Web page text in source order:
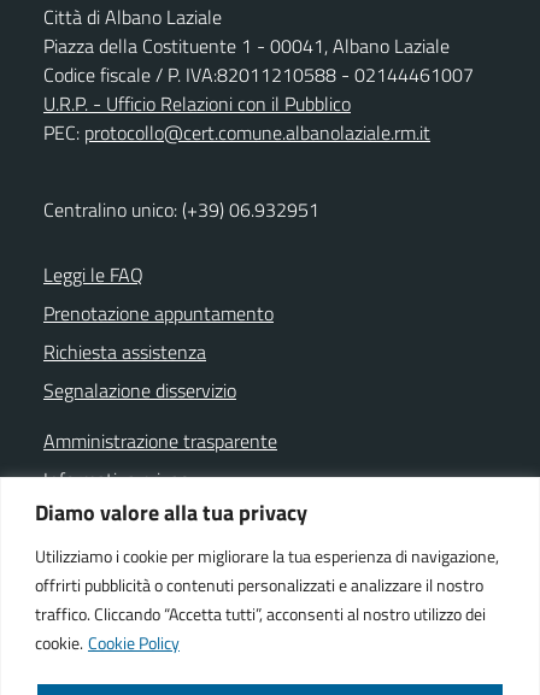
Diamo valore alla tua privacy
Utilizziamo i cookie per migliorare la tua esperienza di navigazione,
offrirti pubblicità o contenuti personalizzati e analizzare il nostro
traffico. Cliccando “Accetta tutti”, acconsenti al nostro utilizzo dei
cookie. Cookie Policy
Città di Albano Laziale
Piazza della Costituente 1 - 00041, Albano Laziale
Codice fiscale / P. IVA:82011210588 - 02144461007
U.R.P. - Ufficio Relazioni con il Pubblico
PEC: protocollo@cert.comune.albanolaziale.rm.it
Centralino unico: (+39) 06.932951
Leggi le FAQ
Prenotazione appuntamento
Richiesta assistenza
Segnalazione disservizio
Amministrazione trasparente
Informativa privacy
Note legali
Dichiarazione di accessibilità
Cookie policy